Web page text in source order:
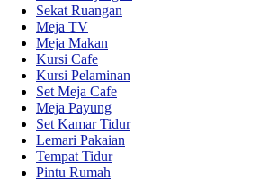
Sekat Ruangan
Meja TV
Meja Makan
Kursi Cafe
Kursi Pelaminan
Set Meja Cafe
Meja Payung
Set Kamar Tidur
Lemari Pakaian
Tempat Tidur
Pintu Rumah